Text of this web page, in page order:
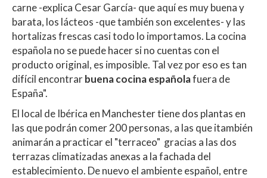
carne -explica Cesar García- que aquí es muy buena y
barata, los lácteos -que también son excelentes- y las
hortalizas frescas casi todo lo importamos. La cocina
española no se puede hacer si no cuentas con el
producto original, es imposible. Tal vez por eso es tan
difícil encontrarbuena cocina españolafuera de
España".
El local de Ibérica en Manchester tiene dos plantas en
las que podrán comer 200 personas, a las que itambién
animarán a practicar el "terraceo" gracias a las dos
terrazas climatizadas anexas a la fachada del
establecimiento. De nuevo el ambiente español, entre